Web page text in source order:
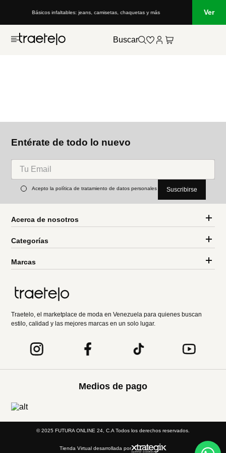
Básicos infaltables: jeans, camisetas, chaquetas y más Ver
Buscar
Entérate de todo lo nuevo
Acepto la política de tratamiento de datos personales Suscribirse
Acerca de nosotros
Categorías
Marcas
Traetelo, el marketplace de moda en Venezuela para quienes buscan
estilo, calidad y las mejores marcas en un solo lugar.
Medios de pago
© 2025 FUTURA ONLINE 24, C.A Todos los derechos reservados.
Tienda Virtual desarrollada por